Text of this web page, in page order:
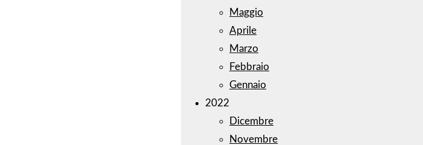
Maggio
Aprile
Marzo
Febbraio
Gennaio
2022
Dicembre
Novembre